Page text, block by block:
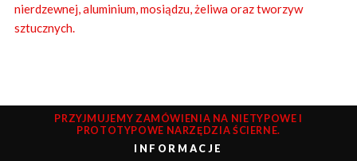
nierdzewnej, aluminium, mosiądzu, żeliwa oraz tworzyw
sztucznych.
PRZYJMUJEMY ZAMÓWIENIA NA NIETYPOWE I
PROTOTYPOWE NARZĘDZIA ŚCIERNE.
INFORMACJE